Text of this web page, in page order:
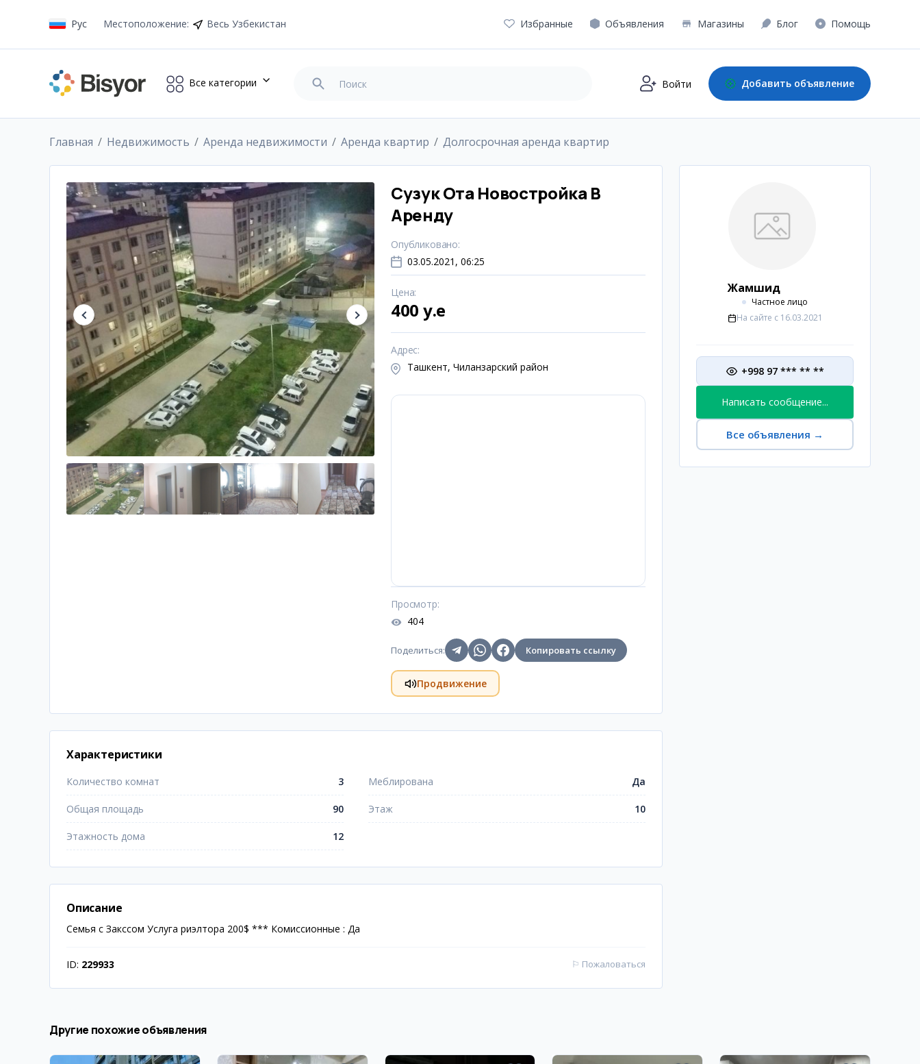
Рус Местоположение: Весь Узбекистан Избранные Объявления Магазины Блог Помощь
Все категории Войти Добавить объявление
Главная Недвижимость Аренда недвижимости Аренда квартир Долгосрочная аренда квартир
Сузук Ота Новостройка В
Аренду
Опубликовано:
03.05.2021, 06:25
Цена:
400 y.e
Адрес:
Ташкент, Чиланзарский район
Просмотр:
404
Поделиться: Копировать ссылку
Продвижение
Характеристики
Количество комнат 3 Меблирована Да
Общая площадь 90 Этаж 10
Этажность дома 12
Описание
Семья с Закссом Услуга риэлтора 200$ *** Комиссионные : Да
ID: 229933 ⚐ Пожаловаться
Жамшид
Частное лицо
На сайте с 16.03.2021
+998 97 *** ** **
Написать сообщение...
Все объявления →
Другие похожие объявления